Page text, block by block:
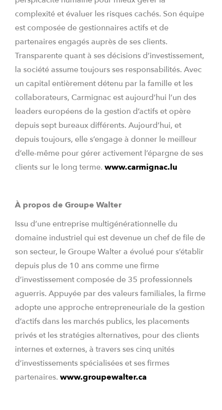
complexité et évaluer les risques cachés. Son équipe
est composée de gestionnaires actifs et de
partenaires engagés auprès de ses clients.
Transparente quant à ses décisions d’investissement,
la société assume toujours ses responsabilités. Avec
un capital entièrement détenu par la famille et les
collaborateurs, Carmignac est aujourd’hui l’un des
leaders européens de la gestion d’actifs et opère
depuis sept bureaux différents. Aujourd’hui, et
depuis toujours, elle s’engage à donner le meilleur
d’elle-même pour gérer activement l’épargne de ses
clients sur le long terme. www.carmignac.lu
À propos de Groupe Walter
Issu d’une entreprise multigénérationnelle du
domaine industriel qui est devenue un chef de file de
son secteur, le Groupe Walter a évolué pour s’établir
depuis plus de 10 ans comme une firme
d’investissement composée de 35 professionnels
aguerris. Appuyée par des valeurs familiales, la firme
adopte une approche entrepreneuriale de la gestion
d’actifs dans les marchés publics, les placements
privés et les stratégies alternatives, pour des clients
internes et externes, à travers ses cinq unités
d’investissements spécialisées et ses firmes
partenaires. www.groupewalter.ca